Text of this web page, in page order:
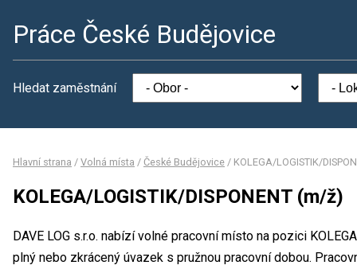
Práce České Budějovice
Hledat zaměstnání
Hlavní strana / Volná místa / České Budějovice / KOLEGA/LOGISTIK/
KOLEGA/LOGISTIK/DISPONENT (m/ž)
DAVE LOG s.r.o. nabízí volné pracovní místo na pozici
plný nebo zkrácený úvazek s pružnou pracovní dobou.